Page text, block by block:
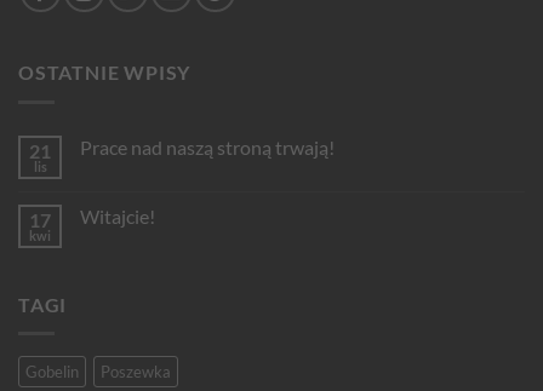
OSTATNIE WPISY
21
lis
Prace nad naszą stroną trwają!
Prace
17
kwi
Witajcie!
TAGI
Gobelin Poszewka